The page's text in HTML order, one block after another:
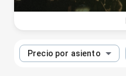
Precio por asiento